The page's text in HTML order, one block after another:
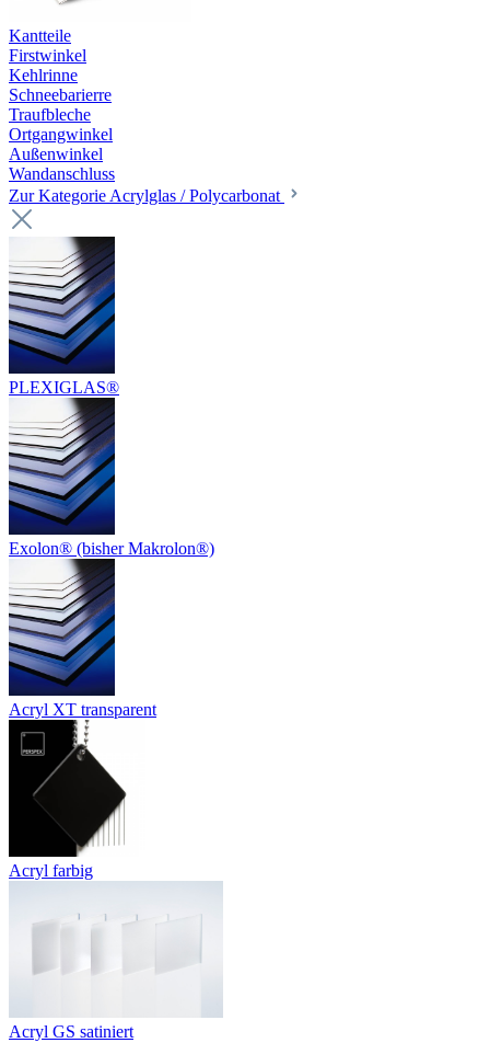
Kantteile
Firstwinkel
Kehlrinne
Schneebarierre
Traufbleche
Ortgangwinkel
Außenwinkel
Wandanschluss
Zur Kategorie Acrylglas / Polycarbonat
PLEXIGLAS®
Exolon® (bisher Makrolon®)
Acryl XT transparent
Acryl farbig
Acryl GS satiniert